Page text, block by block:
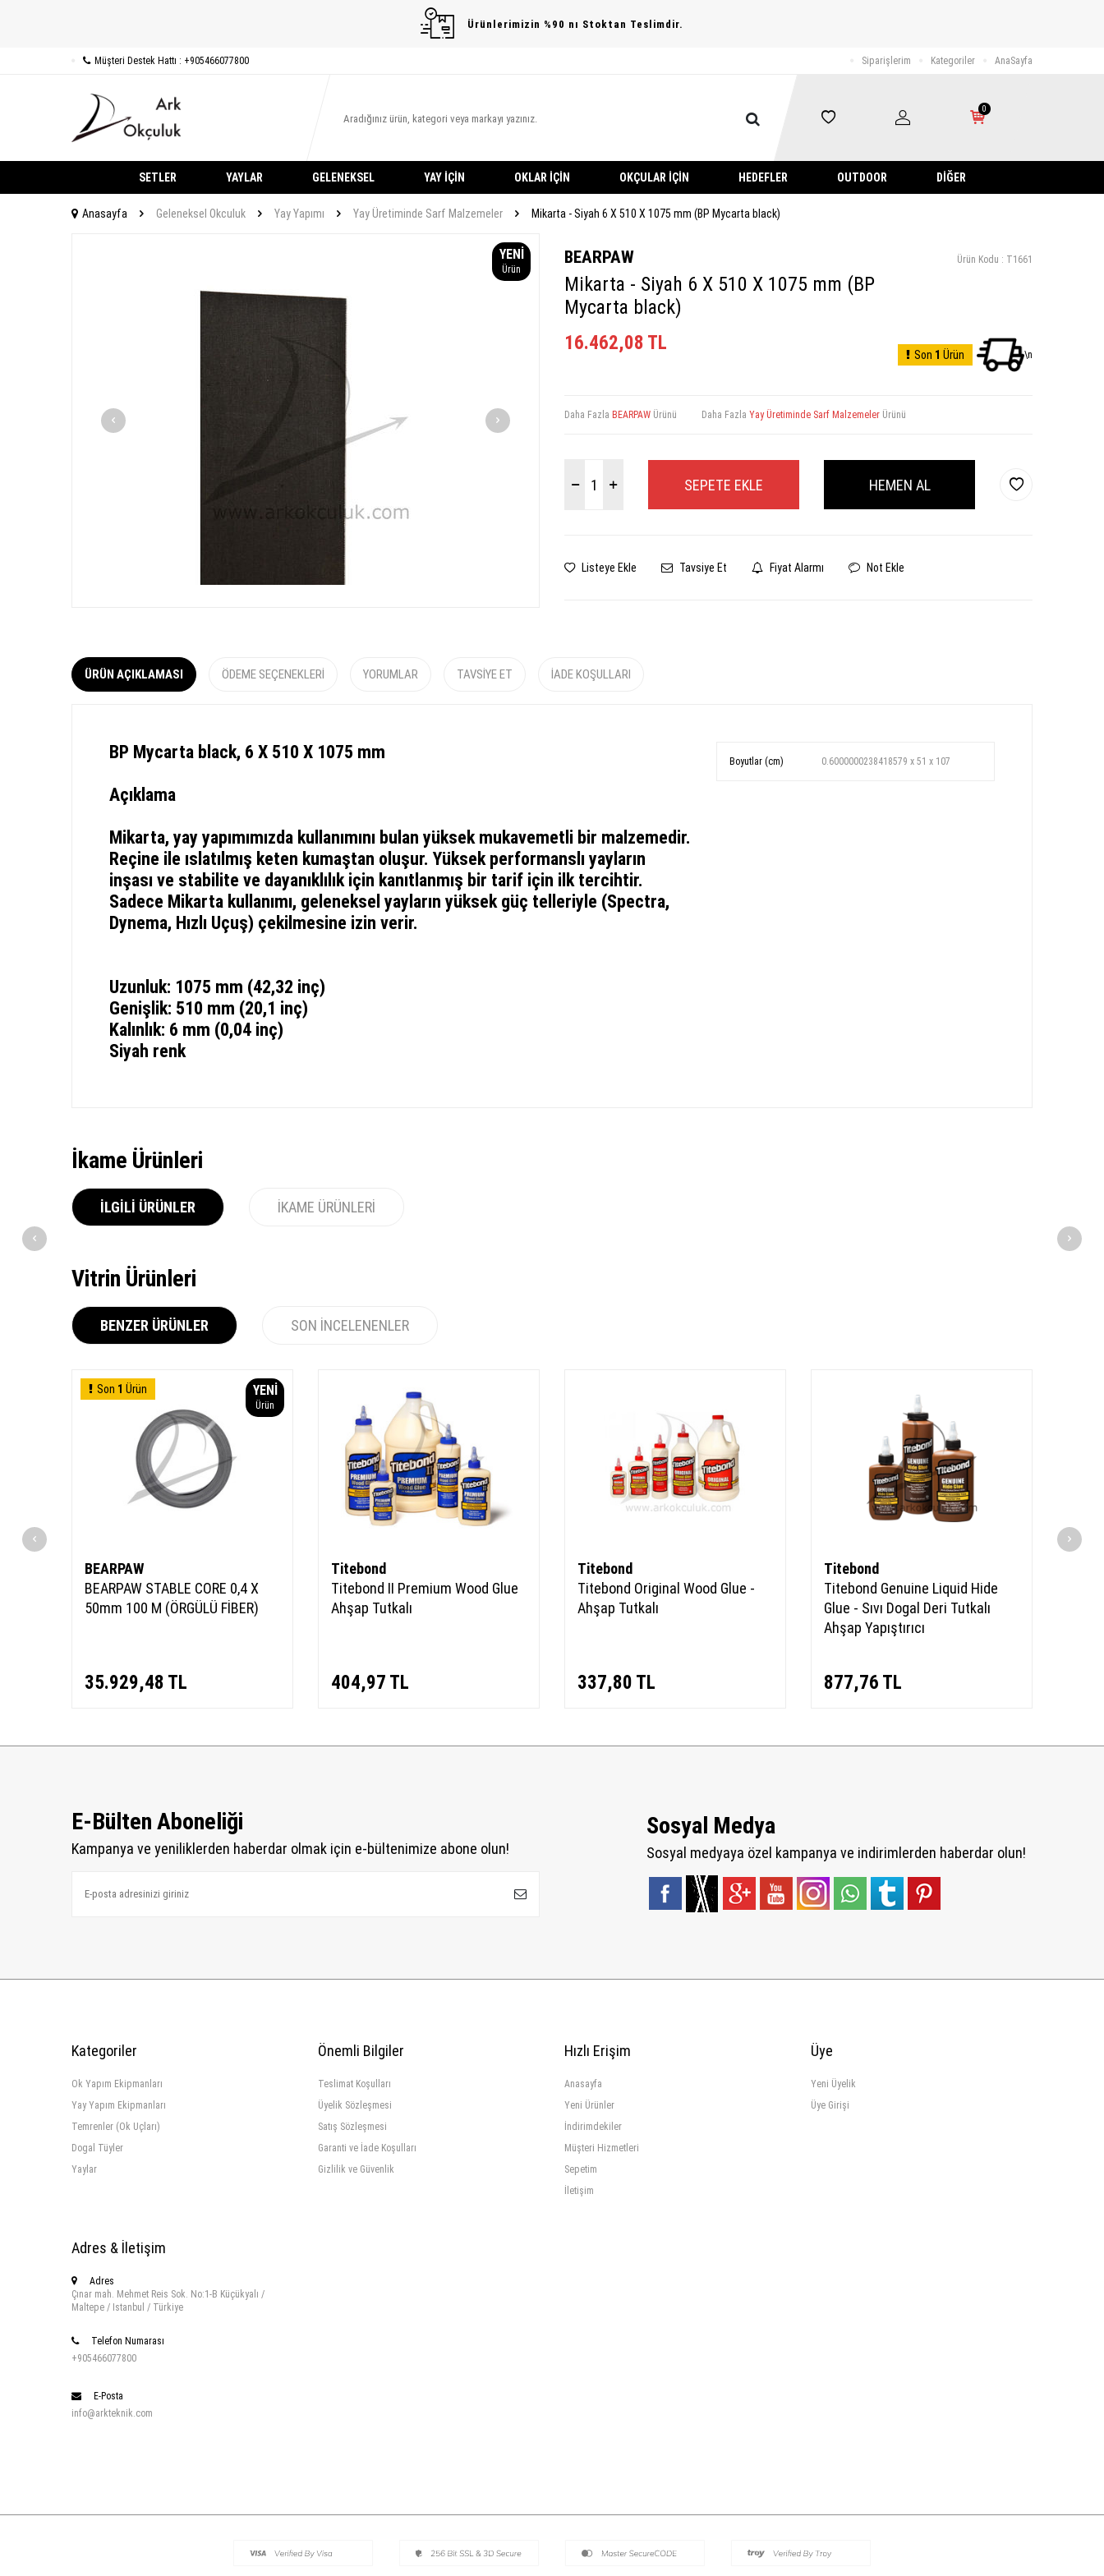
Ürünlerimizin %90 nı Stoktan Teslimdir.
Müşteri Destek Hattı : +905466077800 Siparişlerim Kategoriler AnaSayfa
0
SETLER YAYLAR GELENEKSEL YAY İÇIN OKLAR İÇIN OKÇULAR İÇIN HEDEFLER OUTDOOR DIĞER
Anasayfa Geleneksel Okculuk Yay Yapımı Yay Üretiminde Sarf Malzemeler Mikarta - Siyah 6 X 510 X 1075 mm (BP Mycarta black)
YENI
Ürün
BEARPAW Ürün Kodu : T1661
Mikarta - Siyah 6 X 510 X 1075 mm (BP
Mycarta black)
16.462,08 TL
Son 1 Ürün \n
Daha Fazla BEARPAW Ürünü Daha Fazla Yay Üretiminde Sarf Malzemeler Ürünü
SEPETE EKLE HEMEN AL
Listeye Ekle Tavsiye Et Fiyat Alarmı Not Ekle
ÜRÜN AÇIKLAMASI ÖDEME SEÇENEKLERI YORUMLAR TAVSIYE ET İADE KOŞULLARI
BP Mycarta black, 6 X 510 X 1075 mm
Açıklama
Mikarta, yay yapımımızda kullanımını bulan yüksek mukavemetli bir malzemedir.
Reçine ile ıslatılmış keten kumaştan oluşur. Yüksek performanslı yayların
inşası ve stabilite ve dayanıklılık için kanıtlanmış bir tarif için ilk tercihtir.
Sadece Mikarta kullanımı, geleneksel yayların yüksek güç telleriyle (Spectra,
Dynema, Hızlı Uçuş) çekilmesine izin verir.
Uzunluk: 1075 mm (42,32 inç)
Genişlik: 510 mm (20,1 inç)
Kalınlık: 6 mm (0,04 inç)
Siyah renk
Boyutlar (cm) 0.6000000238418579 x 51 x 107
İkame Ürünleri
İLGILI ÜRÜNLER İKAME ÜRÜNLERI
Vitrin Ürünleri
BENZER ÜRÜNLER SON İNCELENENLER
YENI
Ürün
Son 1 Ürün
BEARPAW
BEARPAW STABLE CORE 0,4 X
50mm 100 M (ÖRGÜLÜ FİBER)
35.929,48 TL
Titebond
Titebond II Premium Wood Glue
Ahşap Tutkalı
404,97 TL
Titebond
Titebond Original Wood Glue -
Ahşap Tutkalı
337,80 TL
Titebond
Titebond Genuine Liquid Hide
Glue - Sıvı Dogal Deri Tutkalı
Ahşap Yapıştırıcı
877,76 TL
E-Bülten Aboneliği
Kampanya ve yeniliklerden haberdar olmak için e-bültenimize abone olun!
Sosyal Medya
Sosyal medyaya özel kampanya ve indirimlerden haberdar olun!
Kategoriler
Ok Yapım Ekipmanları
Yay Yapım Ekipmanları
Temrenler (Ok Uçları)
Dogal Tüyler
Yaylar
Önemli Bilgiler
Teslimat Koşulları
Üyelik Sözleşmesi
Satış Sözleşmesi
Garanti ve İade Koşulları
Gizlilik ve Güvenlik
Hızlı Erişim
Anasayfa
Yeni Ürünler
İndirimdekiler
Müşteri Hizmetleri
Sepetim
İletişim
Üye
Yeni Üyelik
Üye Girişi
Adres & İletişim
Adres
Çınar mah. Mehmet Reis Sok. No:1-B Küçükyalı /
Maltepe / Istanbul / Türkiye
Telefon Numarası
+905466077800
E-Posta
info@arkteknik.com